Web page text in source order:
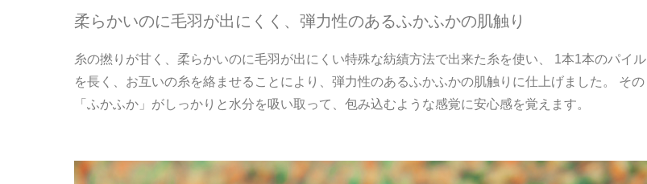
柔らかいのに毛羽が出にくく、弾力性のあるふかふかの肌触り
糸の撚りが甘く、柔らかいのに毛羽が出にくい特殊な紡績方法で出来た糸を使い、 1本1本のパイル
を長く、お互いの糸を絡ませることにより、弾力性のあるふかふかの肌触りに仕上げました。 その
「ふかふか」がしっかりと水分を吸い取って、包み込むような感覚に安心感を覚えます。